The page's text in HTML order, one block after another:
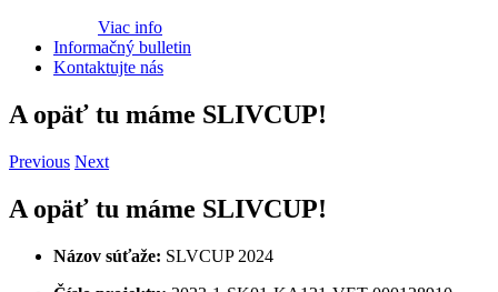
Viac info
Informačný bulletin
Kontaktujte nás
A opäť tu máme SLIVCUP!
Previous Next
A opäť tu máme SLIVCUP!
Názov súťaže: SLVCUP 2024